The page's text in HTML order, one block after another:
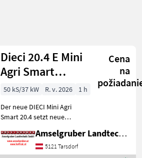
Dieci 20.4 E Mini
Agri Smart
ELEKTRO
Teleskoplader
TOP
Cena
na
50 kS/37 kW R. v. 2026
1 h
Der neue DIECI Mini Agri
Smart 20.4 setzt neue
Teleskopladermarkt. 100 %
Elektro! -Größte Kabine
Amselgruber Landtechnik GmbH
5121 Tarsdorf